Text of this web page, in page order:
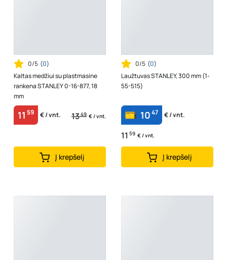
0/5 (0)
Kaltas medžiui su plastmasine
rankena STANLEY 0-16-877, 18
mm
11 59 € / vnt. 1349 € / vnt.
Į krepšelį
0/5 (0)
Laužtuvas STANLEY, 300 mm (1-
55-515)
1047 € / vnt.
11 59 € / vnt.
Į krepšelį